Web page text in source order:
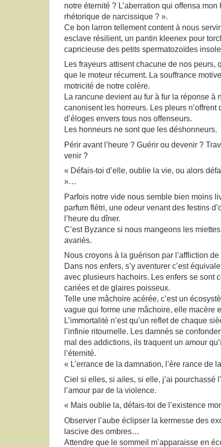
notre éternité ? L’aberration qui offensa
rhétorique de narcissique ? ».
Ce bon larron tellement content à nous
esclave résilient, un pantin kleenex pour
capricieuse des petits spermatozoïdes
Les frayeurs attisent chacune de nos peurs,
que le moteur récurrent. La souffrance
motricité de notre colère.
La rancune devient au fur à fur la réponse à
canonisent les horreurs. Les pleurs n’offrent
d’éloges envers tous nos offenseurs.
Les honneurs ne sont que les déshonneurs.
Périr avant l’heure ? Guérir ou devenir ?
venir ?
« Défais-toi d’elle, oublie la vie, ou alors
»…
Parfois notre vide nous semble bien moins
parfum flétri, une odeur venant des festins
l’heure du dîner.
C’est Byzance si nous mangeons les
avariés.
Nous croyons à la guérison par l’affliction
Dans nos enfers, s’y aventurer c’est
avec plusieurs hachoirs. Les enfers se sont
cariées et de glaires poisseux.
Telle une mâchoire acérée, c’est un
vague qui forme une mâchoire, elle macère
L’immortalité n’est qu’un reflet de chaque
l’infinie ritournelle. Les damnés se
mal des addictions, ils traquent un amour
l’éternité.
« L’errance de la damnation, l’ère rance de
Ciel si elles, si ailes, si elle, j’ai pourchassé
l’amour par de la violence.
« Mais oublie la, défais-toi de l’existence
Observer l’aube éclipser la kermesse des
lascive des ombres…
Attendre que le sommeil m’apparaisse en